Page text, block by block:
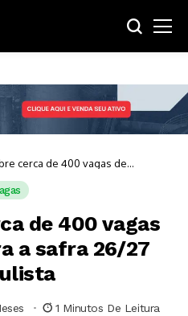
cerca de 400 vagas de
para a safra 26/27 no Noroeste
de 400 vagas
a safra 26/27
1 Minutos De Leitura